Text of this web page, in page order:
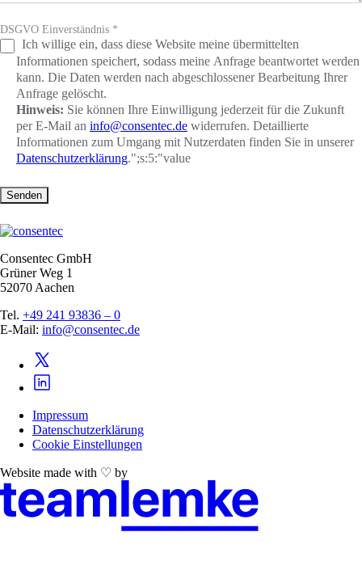
DSGVO Einverständnis *
Ich willige ein, dass diese Website meine übermittelten
Informationen speichert, sodass meine Anfrage beantwortet werden
kann. Die Daten werden nach abgeschlossener Bearbeitung Ihrer
Anfrage gelöscht.
Hinweis: Sie können Ihre Einwilligung jederzeit für die Zukunft
per E-Mail an info@consentec.de widerrufen. Detaillierte
Informationen zum Umgang mit Nutzerdaten finden Sie in unserer
Datenschutzerklärung.";s:5:"value
Senden
Consentec GmbH
Grüner Weg 1
52070 Aachen
Tel. +49 241 93836 – 0
E-Mail: info@consentec.de
Impressum
Datenschutzerklärung
Cookie Einstellungen
Website made with ♡ by